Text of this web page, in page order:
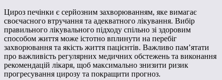
Цироз печінки є серйозним захворюванням, яке вимагає
своєчасного втручання та адекватного лікування. Вибір
правильного лікувального підходу спільно зі здоровим
способом життя може істотно вплинути на перебіг
захворювання та якість життя пацієнтів. Важливо пам’ятати
про важливість регулярних медичних обстежень та виконання
рекомендацій лікаря, щоб максимально знизити ризик
прогресування цирозу та покращити прогноз.